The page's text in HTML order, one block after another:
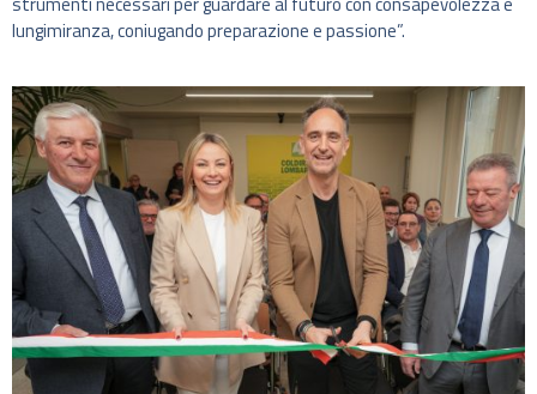
lungimiranza, coniugando preparazione e passione”.